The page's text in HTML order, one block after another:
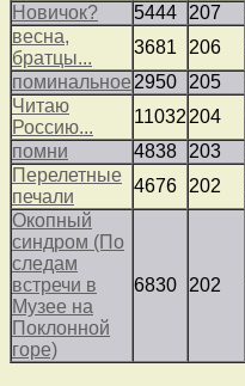
Новичок? 5444 207
весна,
братцы...
3681 206
поминальное 2950 205
Читаю
Россию...
11032 204
помни
4838 203
Перелетные
печали
4676 202
Окопный
синдром (По
следам
встречи в
Музее на
Поклонной
горе)
6830 202